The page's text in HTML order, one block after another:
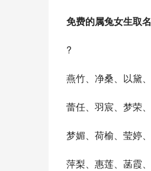
免费的属兔女生取名
?
燕竹、净桑、以黛
蕾任、羽宸、梦荣
梦媚、荷榆、莹婷
萍梨、惠莲、菡霞